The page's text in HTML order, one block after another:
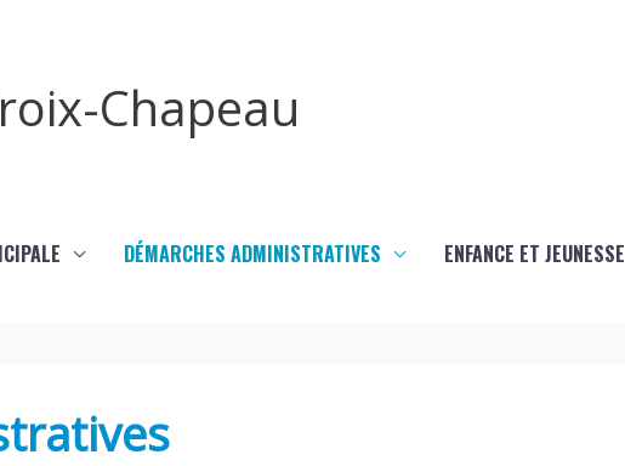
Chapeau
DÉMARCHES ADMINISTRATIVES ENFANCE ET JEUNESSE